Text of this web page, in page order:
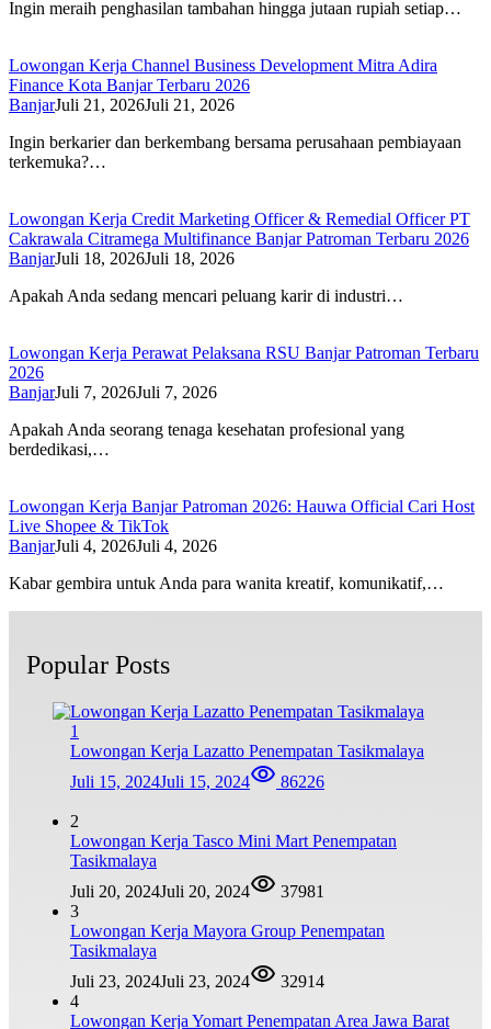
Ingin meraih penghasilan tambahan hingga jutaan rupiah setiap…
Lowongan Kerja Channel Business Development Mitra Adira
Finance Kota Banjar Terbaru 2026
BanjarJuli 21, 2026Juli 21, 2026
Ingin berkarier dan berkembang bersama perusahaan pembiayaan
terkemuka?…
Lowongan Kerja Credit Marketing Officer & Remedial Officer PT
Cakrawala Citramega Multifinance Banjar Patroman Terbaru 2026
BanjarJuli 18, 2026Juli 18, 2026
Apakah Anda sedang mencari peluang karir di industri…
Lowongan Kerja Perawat Pelaksana RSU Banjar Patroman Terbaru
2026
BanjarJuli 7, 2026Juli 7, 2026
Apakah Anda seorang tenaga kesehatan profesional yang
berdedikasi,…
Lowongan Kerja Banjar Patroman 2026: Hauwa Official Cari Host
Live Shopee & TikTok
BanjarJuli 4, 2026Juli 4, 2026
Kabar gembira untuk Anda para wanita kreatif, komunikatif,…
Popular Posts
1
Lowongan Kerja Lazatto Penempatan Tasikmalaya
Juli 15, 2024Juli 15, 2024 86226
2
Lowongan Kerja Tasco Mini Mart Penempatan
Tasikmalaya
Juli 20, 2024Juli 20, 2024
37981
3
Lowongan Kerja Mayora Group Penempatan
Tasikmalaya
Juli 23, 2024Juli 23, 2024
32914
4
Lowongan Kerja Yomart Penempatan Area Jawa Barat